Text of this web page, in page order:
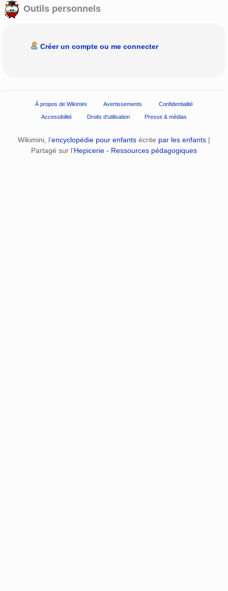
Outils personnels
Créer un compte ou me connecter
À propos de Wikimini Avertissements Confidentialité
Accessibilité Droits d'utilisation Presse & médias
Wikimini, l’encyclopédie pour enfants écrite par les enfants |
Partagé sur l’Hepicerie - Ressources pédagogiques